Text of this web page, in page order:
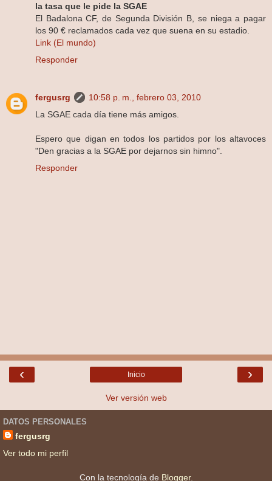
la tasa que le pide la SGAE
El Badalona CF, de Segunda División B, se niega a pagar
los 90 € reclamados cada vez que suena en su estadio.
Link (El mundo)
Responder
fergusrg
10:58 p. m., febrero 03, 2010
La SGAE cada día tiene más amigos.
Espero que digan en todos los partidos por los altavoces
"Den gracias a la SGAE por dejarnos sin himno".
Responder
‹ ›
Inicio
Ver versión web
DATOS PERSONALES
fergusrg
Ver todo mi perfil
Con la tecnología de Blogger.